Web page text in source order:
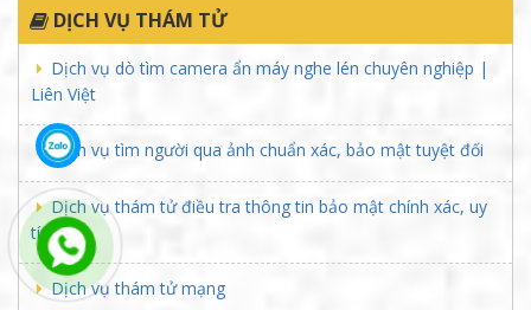
DỊCH VỤ THÁM TỬ
Dịch vụ dò tìm camera ẩn máy nghe lén chuyên nghiệp |
Liên Việt
Dịch vụ tìm người qua ảnh chuẩn xác, bảo mật tuyệt đối
Dịch vụ thám tử điều tra thông tin bảo mật chính xác, uy
tín
Dịch vụ thám tử mạng